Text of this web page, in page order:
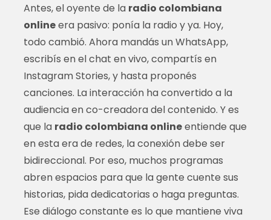
Antes, el oyente de la radio colombiana
onlineera pasivo: ponía la radio y ya. Hoy,
todo cambió. Ahora mandás un WhatsApp,
escribís en el chat en vivo, compartís en
Instagram Stories, y hasta proponés
canciones. La interacción ha convertido a la
audiencia en co-creadora del contenido. Y es
que la radio colombiana onlineentiende que
en esta era de redes, la conexión debe ser
bidireccional. Por eso, muchos programas
abren espacios para que la gente cuente sus
historias, pida dedicatorias o haga preguntas.
Ese diálogo constante es lo que mantiene viva